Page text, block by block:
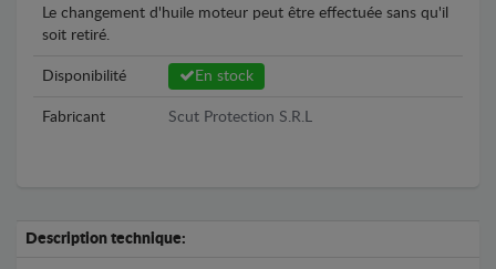
Le changement d'huile moteur peut être effectuée sans qu'il
soit retiré.
Disponibilité En stock
Fabricant Scut Protection S.R.L
Description technique: